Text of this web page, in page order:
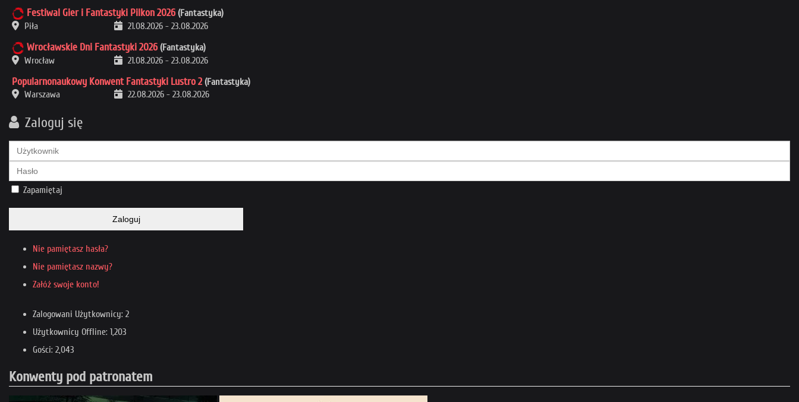
Festiwal Gier i Fantastyki Pilkon 2026 (Fantastyka)
Piła
21.08.2026 - 23.08.2026
Wrocławskie Dni Fantastyki 2026 (Fantastyka)
Wrocław
21.08.2026 - 23.08.2026
Popularnonaukowy Konwent Fantastyki Lustro 2 (Fantastyka)
Warszawa
22.08.2026 - 23.08.2026
Zaloguj się
Zapamiętaj
Zaloguj
Nie pamiętasz hasła?
Nie pamiętasz nazwy?
Załóż swoje konto!
Zalogowani Użytkownicy: 2
Użytkownicy Offline: 1,203
Gości: 2,043
Konwenty pod patronatem